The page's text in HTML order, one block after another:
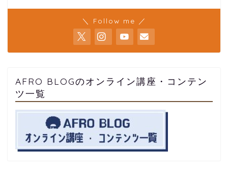
＼ Follow me ／
AFRO BLOGのオンライン講座・コンテン
ツ一覧